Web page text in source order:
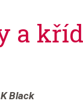
a
Black